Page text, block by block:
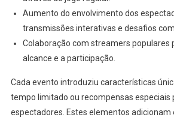
Aumento do envolvimento dos
transmissões interativas e desafios
Colaboração com streamers populares
alcance e a participação.
Cada evento introduziu características
tempo limitado ou recompensas especiais
espectadores. Estes elementos